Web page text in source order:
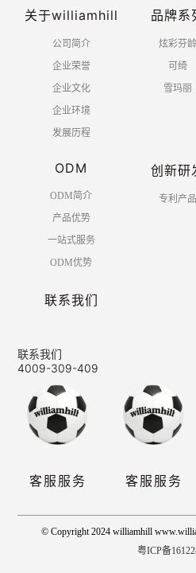
关于williamhill
公司简介
企业荣誉
企业文化
企业环境
发展历程
品牌系
炫彩芬龄
可绮
雪玛丽
ODM
ODM简介
产品优势
一站式服务
ODM优势
创新研
专利产品
联系我们
联系我们
4009-309-409
客服服务 客服服务
© Copyright 2024 williamhill
粤ICP备